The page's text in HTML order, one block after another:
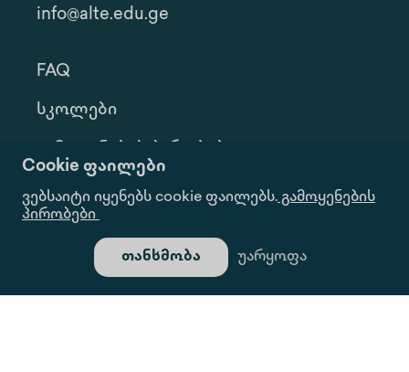
Cookie ფაილები
ვებსაიტი იყენებს cookie ფაილებს.გამოყენების
პირობები
უარყოფა
თანხმობა
info@alte.edu.ge
FAQ
Სკოლები
Კონფ. Პოლიტიკა
Ინფორმაციის Მოთხოვნა
Გალერეა